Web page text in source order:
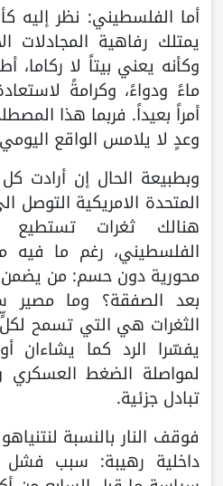
أما الفلسطيني: نظر إليه
يمتلك رفاهية المجادلات
وكأنه يعني بيتاً لا ركاما،
ماءً ودواءً، وكرامةً
أمراً بعيداً. فربما هذا
وعدٍ لا يلامس الواقع
وبطبيعة الحال إن أرادت
المتحدة الامريكية التوصل
هنالك ثغرات تستطيع
الفلسطيني، رغم ما فيه
محورية دون حسم: من يضمن
بعد الصفقة؟ وما مصير
الثغرات هي التي تسمح
يفسّرا الرد كما يشاءان
لمواصلة الضغط
تبادل جزئية.
فوقف النار بالنسبة
داخلية رهيبة: سبب فشل